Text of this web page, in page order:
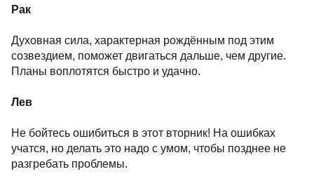
Рак
Духовная сила, характерная рождённым под этим
созвездием, поможет двигаться дальше, чем другие.
Планы воплотятся быстро и удачно.
Лев
Не бойтесь ошибиться в этот вторник! На ошибках
учатся, но делать это надо с умом, чтобы позднее не
разгребать проблемы.